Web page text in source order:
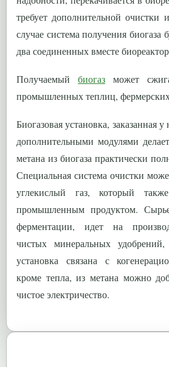
требует дополнительной очистки
случае система получения биогаза
два соединенных вместе
Получаемый биогаз может
промышленных теплиц, фермерских
Биогазовая установка, заказанная
дополнительными модулями
метана из биогаза практически
Специальная система очистки
углекислый газ, который
промышленным продуктом.
ферментации, идет на
чистых минеральных
установка связана с
кроме тепла, из метана можно
чистое электричество.